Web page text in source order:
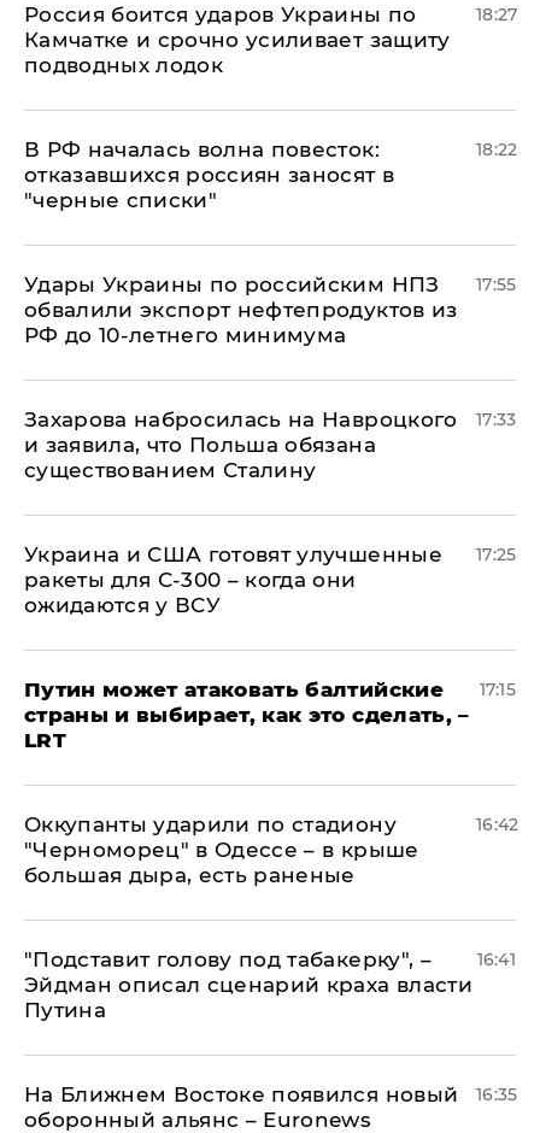
Россия боится ударов Украины по
Камчатке и срочно усиливает защиту
подводных лодок
18:27
​В РФ началась волна повесток:
отказавшихся россиян заносят в
"черные списки"
18:22
Удары Украины по российским НПЗ
обвалили экспорт нефтепродуктов из
РФ до 10-летнего минимума
17:55
​Захарова набросилась на Навроцкого
и заявила, что Польша обязана
существованием Сталину
17:33
Украина и США готовят улучшенные
ракеты для С-300 – когда они
ожидаются у ВСУ
17:25
Путин может атаковать балтийские
страны и выбирает, как это сделать, –
LRT
17:15
Оккупанты ударили по стадиону
"Черноморец" в Одессе – в крыше
большая дыра, есть раненые
16:42
​"Подставит голову под табакерку", –
Эйдман описал сценарий краха власти
Путина
16:41
На Ближнем Востоке появился новый
оборонный альянс – Euronews
16:35